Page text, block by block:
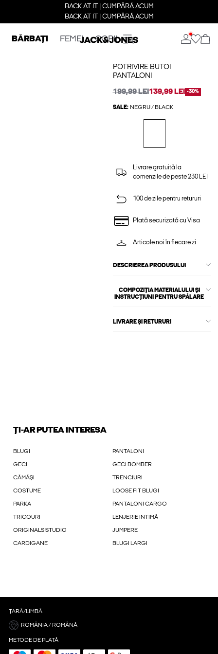
BACK AT IT | CUMPĂRĂ ACUM
BACK AT IT | CUMPĂRĂ ACUM
BĂRBAȚI FEMEI COPII
POTRIVIRE BUTOI
PANTALONI
199,99 LEI139,99 LEI -30%
SALE: NEGRU / BLACK
Livrare gratuită la
comenzile de peste 230 LEI
100 de zile pentru retururi
Plată securizată cu Visa
Articole noi în fiecare zi
DESCRIEREA PRODUSULUI
COMPOZIȚIA MATERIALULUI ȘI
INSTRUCȚIUNI PENTRU SPĂLARE
LIVRARE ȘI RETURURI
ȚI-AR PUTEA INTERESA
BLUGI PANTALONI
GECI GECI BOMBER
CĂMĂȘI TRENCIURI
COSTUME LOOSE FIT BLUGI
PARKA PANTALONI CARGO
TRICOURI LENJERIE INTIMĂ
ORIGINALS STUDIO JUMPERE
CARDIGANE BLUGI LARGI
ȚARĂ/LIMBĂ
ROMÂNIA / ROMÂNĂ
METODE DE PLATĂ